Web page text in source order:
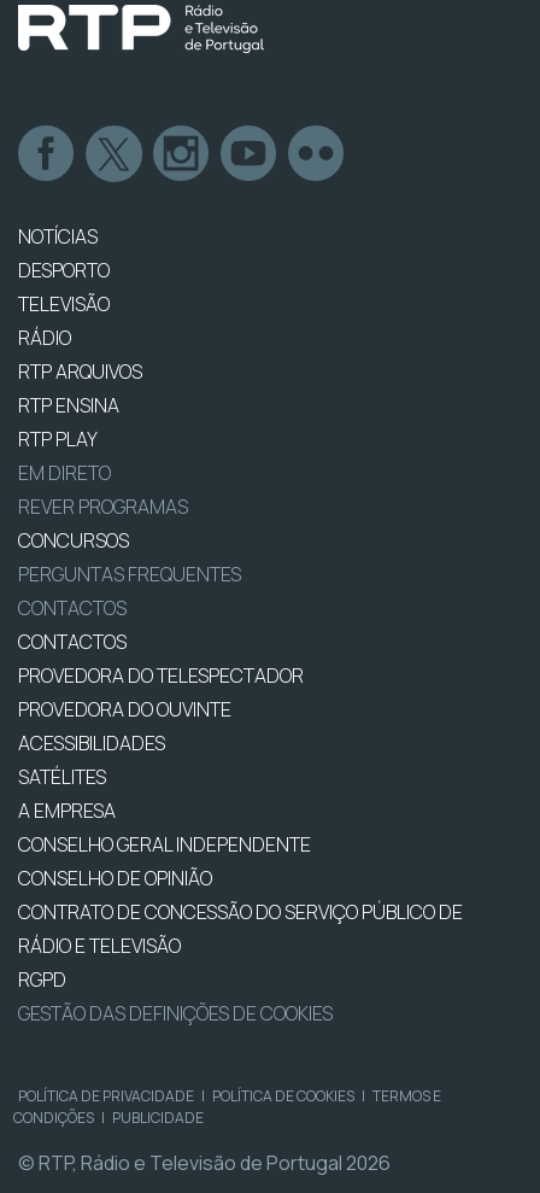
NOTÍCIAS
DESPORTO
TELEVISÃO
RÁDIO
RTP ARQUIVOS
RTP ENSINA
RTP PLAY
EM DIRETO
REVER PROGRAMAS
CONCURSOS
PERGUNTAS FREQUENTES
CONTACTOS
CONTACTOS
PROVEDORA DO TELESPECTADOR
PROVEDORA DO OUVINTE
ACESSIBILIDADES
SATÉLITES
A EMPRESA
CONSELHO GERAL INDEPENDENTE
CONSELHO DE OPINIÃO
CONTRATO DE CONCESSÃO DO SERVIÇO PÚBLICO DE
RÁDIO E TELEVISÃO
RGPD
GESTÃO DAS DEFINIÇÕES DE COOKIES
POLÍTICA DE PRIVACIDADE | POLÍTICA DE COOKIES | TERMOS E
CONDIÇÕES | PUBLICIDADE
© RTP, Rádio e Televisão de Portugal 2026